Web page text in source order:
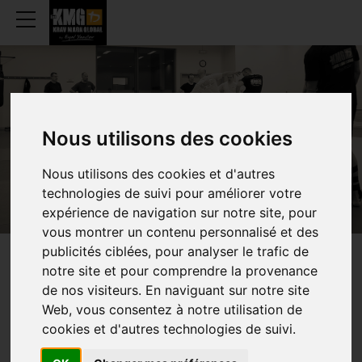
Nous utilisons des cookies
Nous utilisons des cookies et d'autres
technologies de suivi pour améliorer votre
expérience de navigation sur notre site, pour
vous montrer un contenu personnalisé et des
publicités ciblées, pour analyser le trafic de
notre site et pour comprendre la provenance
de nos visiteurs. En naviguant sur notre site
Web, vous consentez à notre utilisation de
cookies et d'autres technologies de suivi.
BRUGGE
WEKELIJKSUURROOSTEN
TRAINING (VOLWASSENEN)